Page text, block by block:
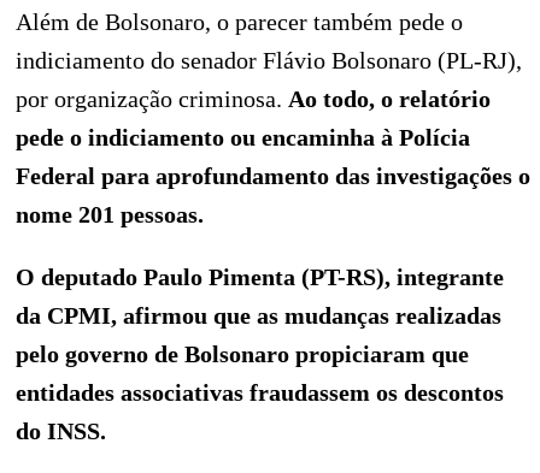
Além de Bolsonaro, o parecer também pede o
indiciamento do senador Flávio Bolsonaro (PL-RJ),
por organização criminosa. Ao todo, o relatório
pede o indiciamento ou encaminha à Polícia
Federal para aprofundamento das investigações o
nome 201 pessoas.
O deputado Paulo Pimenta (PT-RS), integrante
da CPMI, afirmou que as mudanças realizadas
pelo governo de Bolsonaro propiciaram que
entidades associativas fraudassem os descontos
do INSS.